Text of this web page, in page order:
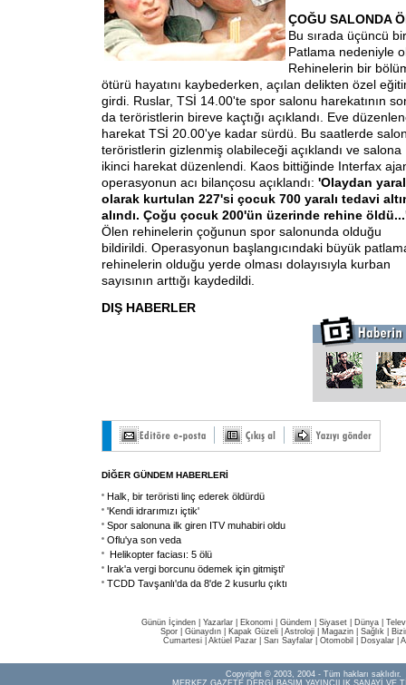
ÇOĞU SALONDA
Bu sırada üçüncü
Patlama nedeniyle
Rehinelerin bir
ötürü hayatını kaybederken, açılan delikten özel
girdi. Ruslar, TSİ 14.00'te spor salonu harekatının
da teröristlerin bireve kaçtığı açıklandı. Eve
harekat TSİ 20.00'ye kadar sürdü. Bu saatlerde
teröristlerin gizlenmiş olabileceği açıklandı ve salona
ikinci harekat düzenlendi. Kaos bittiğinde Interfax
operasyonun acı bilançosu açıklandı: 'Olaydan
olarak kurtulan 227'si çocuk 700 yaralı tedavi
alındı. Çoğu çocuk 200'ün üzerinde rehine
Ölen rehinelerin çoğunun spor salonunda olduğu
bildirildi. Operasyonun başlangıcındaki büyük
rehinelerin olduğu yerde olması dolayısıyla kurban
sayısının arttığı kaydedildi.
DIŞ HABERLER
DİĞER GÜNDEM HABERLERİ
Halk, bir teröristi linç ederek öldürdü
'Kendi idrarımızı içtik'
Spor salonuna ilk giren ITV muhabiri oldu
Oflu'ya son veda
Helikopter faciası: 5 ölü
Irak'a vergi borcunu ödemek için gitmişti'
TCDD Tavşanlı'da da 8'de 2 kusurlu çıktı
Günün İçinden Yazarlar Ekonomi Gündem Siyaset Dünya |
Spor
Günaydın Kapak Güzeli Astroloji Magazin Sağlık
Cumartesi| Aktüel Pazar| Sarı Sayfalar| Otomobil Dosyalar|
Copyright © 2003, 2004 - Tüm hakları saklıdır.
MERKEZ GAZETE DERGİ BASIM YAYINCILIK SANAYİ VE